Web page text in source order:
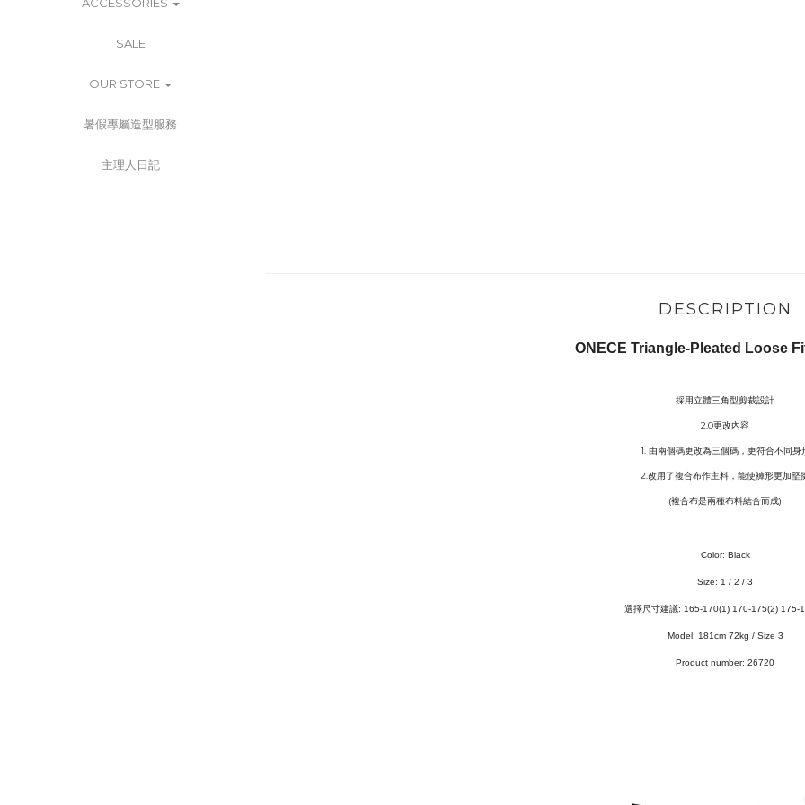
SALE
OUR STORE
暑假專屬造型服務
主理人日記
DESCRIPTION
ONECE Triangle-Pleated Loose
採用立體三角型剪裁設計
2.0更改內容
1. 由兩個碼更改為三個碼，更符合不同身
2.改用了複合布作主料，能使褲形更加堅
(複合布是兩種布料結合而成)
Color: Black
Size: 1 / 2 / 3
選擇尺寸建議: 165-170(1) 170-175(2) 175-
Model: 181cm 72kg / Size 3
Product number: 26720